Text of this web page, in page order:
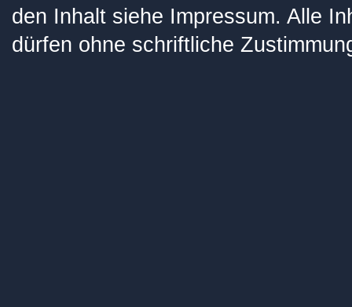
den Inhalt siehe Impressum. Alle
dürfen ohne schriftliche